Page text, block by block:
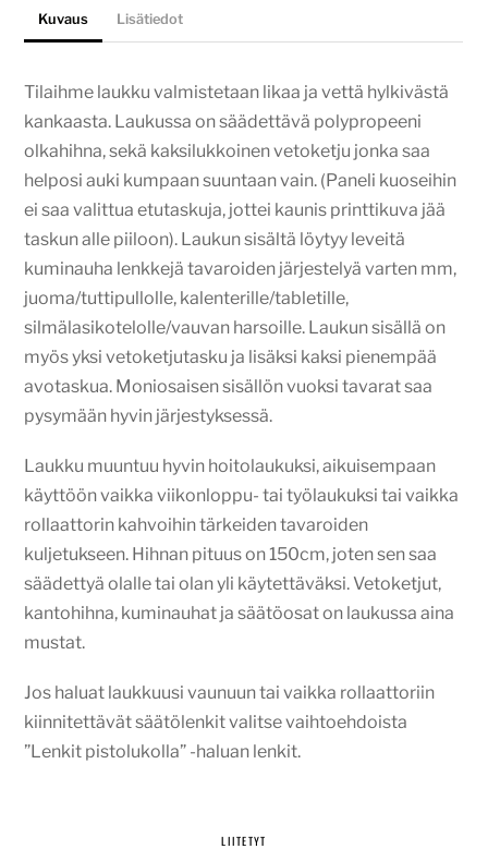
Kuvaus Lisätiedot
Tilaihme laukku valmistetaan likaa ja vettä hylkivästä
kankaasta. Laukussa on säädettävä polypropeeni
olkahihna, sekä kaksilukkoinen vetoketju jonka saa
helposi auki kumpaan suuntaan vain. (Paneli kuoseihin
ei saa valittua etutaskuja, jottei kaunis printtikuva jää
taskun alle piiloon). Laukun sisältä löytyy leveitä
kuminauha lenkkejä tavaroiden järjestelyä varten mm,
juoma/tuttipullolle, kalenterille/tabletille,
silmälasikotelolle/vauvan harsoille. Laukun sisällä on
myös yksi vetoketjutasku ja lisäksi kaksi pienempää
avotaskua. Moniosaisen sisällön vuoksi tavarat saa
pysymään hyvin järjestyksessä.
Laukku muuntuu hyvin hoitolaukuksi, aikuisempaan
käyttöön vaikka viikonloppu- tai työlaukuksi tai vaikka
rollaattorin kahvoihin tärkeiden tavaroiden
kuljetukseen. Hihnan pituus on 150cm, joten sen saa
säädettyä olalle tai olan yli käytettäväksi. Vetoketjut,
kantohihna, kuminauhat ja säätöosat on laukussa aina
mustat.
Jos haluat laukkuusi vaunuun tai vaikka rollaattoriin
kiinnitettävät säätölenkit valitse vaihtoehdoista
”Lenkit pistolukolla” -haluan lenkit.
LIITETYT